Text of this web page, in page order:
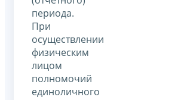
периода.
При
осуществлении
физическим
лицом
полномочий
единоличного